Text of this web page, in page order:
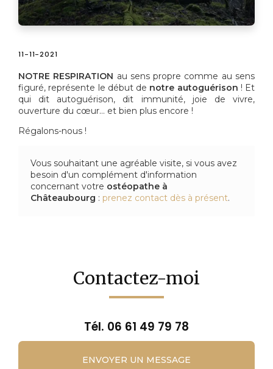
11-11-2021
NOTRE RESPIRATION au sens propre comme au sens
figuré, représente le début de notre autoguérison ! Et
qui dit autoguérison, dit immunité, joie de vivre,
ouverture du cœur… et bien plus encore !
Régalons-nous !
Vous souhaitant une agréable visite, si vous avez
besoin d'un complément d'information
concernant votre ostéopathe à
Châteaubourg : prenez contact dès à présent.
Contactez-moi
Tél. 06 61 49 79 78
ENVOYER UN MESSAGE